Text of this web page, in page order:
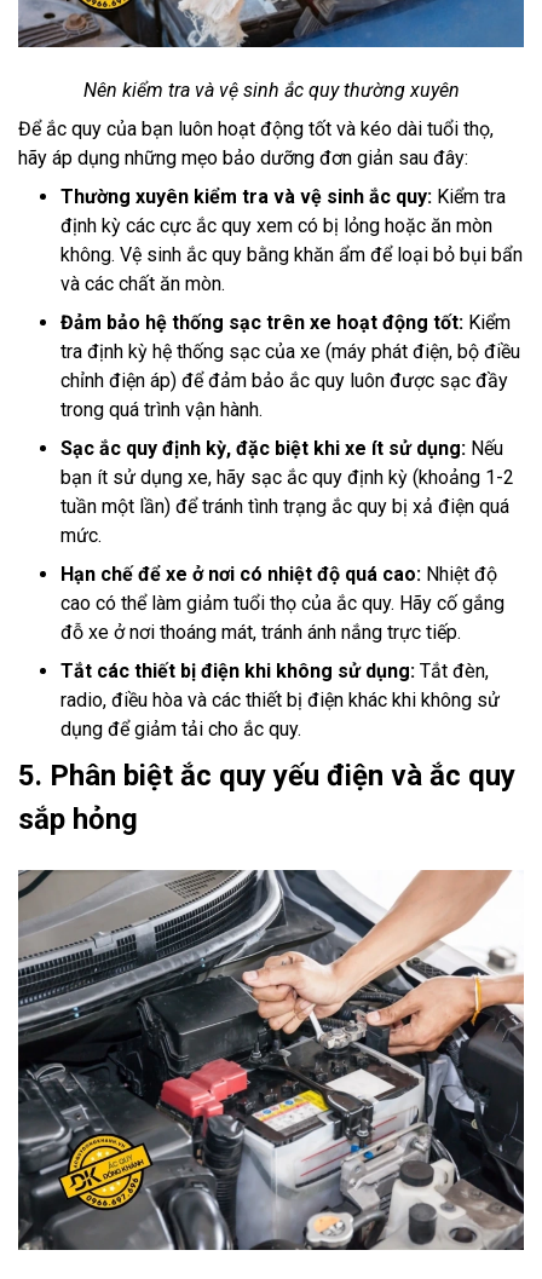
Nên kiểm tra và vệ sinh ắc quy thường xuyên
Để ắc quy của bạn luôn hoạt động tốt và kéo dài tuổi thọ,
hãy áp dụng những mẹo bảo dưỡng đơn giản sau đây:
Thường xuyên kiểm tra và vệ sinh ắc quy: Kiểm tra
định kỳ các cực ắc quy xem có bị lỏng hoặc ăn mòn
không. Vệ sinh ắc quy bằng khăn ẩm để loại bỏ bụi bẩn
và các chất ăn mòn.
Đảm bảo hệ thống sạc trên xe hoạt động tốt: Kiểm
tra định kỳ hệ thống sạc của xe (máy phát điện, bộ điều
chỉnh điện áp) để đảm bảo ắc quy luôn được sạc đầy
trong quá trình vận hành.
Sạc ắc quy định kỳ, đặc biệt khi xe ít sử dụng: Nếu
bạn ít sử dụng xe, hãy sạc ắc quy định kỳ (khoảng 1-2
tuần một lần) để tránh tình trạng ắc quy bị xả điện quá
mức.
Hạn chế để xe ở nơi có nhiệt độ quá cao: Nhiệt độ
cao có thể làm giảm tuổi thọ của ắc quy. Hãy cố gắng
đỗ xe ở nơi thoáng mát, tránh ánh nắng trực tiếp.
Tắt các thiết bị điện khi không sử dụng: Tắt đèn,
radio, điều hòa và các thiết bị điện khác khi không sử
dụng để giảm tải cho ắc quy.
5. Phân biệt ắc quy yếu điện và ắc quy
sắp hỏng